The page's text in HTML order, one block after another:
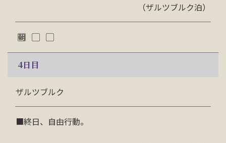
（ザルツブルク泊）
4日目
ザルツブルク
■終日、自由行動。